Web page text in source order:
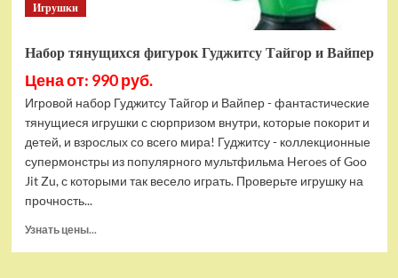
Игрушки
Набор тянущихся фигурок Гуджитсу Тайгор и Вайпер
Цена от: 990 руб.
Игровой набор Гуджитсу Тайгор и Вайпер - фантастические
тянущиеся игрушки с сюрпризом внутри, которые покорит и
детей, и взрослых со всего мира! Гуджитсу - коллекционные
супермонстры из популярного мультфильма Heroes of Goo
Jit Zu, с которыми так весело играть. Проверьте игрушку на
прочность...
Узнать цены...